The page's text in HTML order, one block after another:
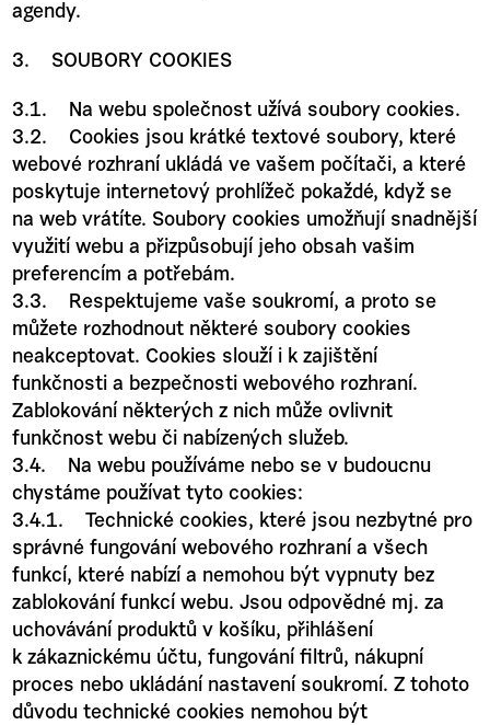
agendy.
3. SOUBORY COOKIES
3.1. Na webu společnost užívá soubory cookies.
3.2. Cookies jsou krátké textové soubory, které
webové rozhraní ukládá ve vašem počítači, a které
poskytuje internetový prohlížeč pokaždé, když se
na web vrátíte. Soubory cookies umožňují snadnější
využití webu a přizpůsobují jeho obsah vašim
preferencím a potřebám.
3.3. Respektujeme vaše soukromí, a proto se
můžete rozhodnout některé soubory cookies
neakceptovat. Cookies slouží i k zajištění
funkčnosti a bezpečnosti webového rozhraní.
Zablokování některých z nich může ovlivnit
funkčnost webu či nabízených služeb.
3.4. Na webu používáme nebo se v budoucnu
chystáme používat tyto cookies:
3.4.1. Technické cookies, které jsou nezbytné pro
správné fungování webového rozhraní a všech
funkcí, které nabízí a nemohou být vypnuty bez
zablokování funkcí webu. Jsou odpovědné mj. za
uchovávání produktů v košíku, přihlášení
k zákaznickému účtu, fungování filtrů, nákupní
proces nebo ukládání nastavení soukromí. Z tohoto
důvodu technické cookies nemohou být